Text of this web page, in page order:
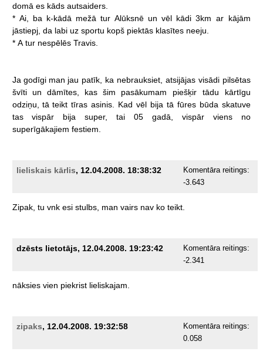
domā es kāds autsaiders.
* Ai, ba k-kādā mežā tur Alūksnē un vēl kādi 3km ar kājām
jāstiepj, da labi uz sportu kopš piektās klasītes neeju.
* A tur nespēlēs Travis.
Ja godīgi man jau patīk, ka nebrauksiet, atsijājas visādi pilsētas
švīti un dāmītes, kas šim pasākumam piešķir tādu
kārtīgu
odziņu,
tā teikt tīras asinis. Kad vēl bija tā fūres būda skatuve
tas
vispār bija super, tai 05 gadā, vispār viens
no
superīgākajiem festiem.
lieliskais kārlis, 12.04.2008. 18:38:32
Komentāra reitings:
-3.643
Zipak, tu vnk esi stulbs, man vairs nav ko teikt.
dzēsts lietotājs, 12.04.2008. 19:23:42
Komentāra reitings:
-2.341
nāksies vien piekrist lieliskajam.
zipaks, 12.04.2008. 19:32:58
Komentāra reitings:
0.058